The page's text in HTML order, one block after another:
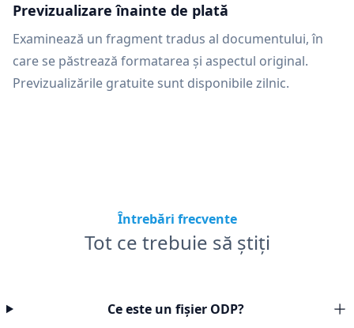
Previzualizare înainte de plată
Examinează un fragment tradus al documentului, în
care se păstrează formatarea și aspectul original.
Previzualizările gratuite sunt disponibile zilnic.
Întrebări frecvente
Tot ce trebuie să știți
Ce este un fișier ODP?